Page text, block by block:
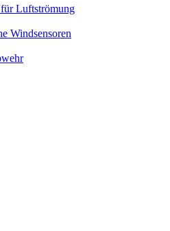
Luftströmung
Windsensoren